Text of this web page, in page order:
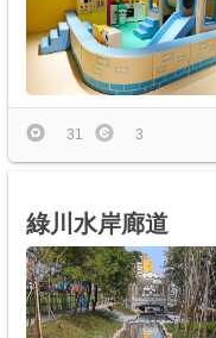
31 3
綠川水岸廊道